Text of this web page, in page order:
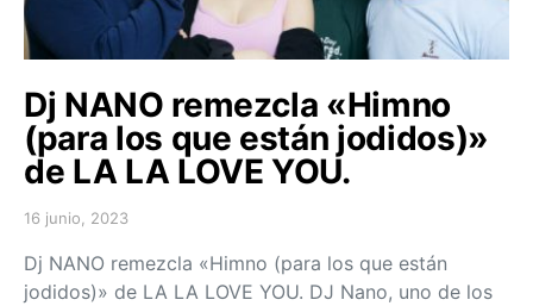
Dj NANO remezcla «Himno
(para los que están jodidos)»
de LA LA LOVE YOU.
Posted on
16 junio, 2023
Dj NANO remezcla «Himno (para los que están
jodidos)» de LA LA LOVE YOU. DJ Nano, uno de los